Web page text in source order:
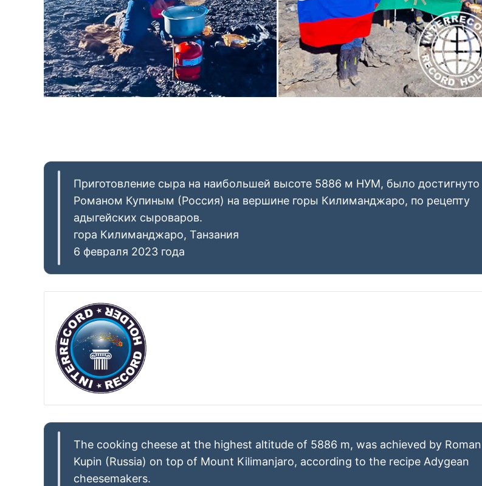
Приготовление сыра на наибольшей высоте 5886 м НУМ, было достигнуто
Романом Купиным (Россия) на вершине горы Килиманджаро, по рецепту
адыгейских сыроваров.
гора Килиманджаро, Танзания
6 февраля 2023 года
The cooking cheese at the highest altitude of 5886 m, was achieved by Roman
Kupin (Russia) on top of Mount Kilimanjaro, according to the recipe Adygean
cheesemakers.